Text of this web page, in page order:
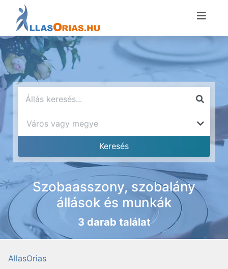
Szobaasszony, szobalány
állások és munkák
3 darab találat
AllasOrias